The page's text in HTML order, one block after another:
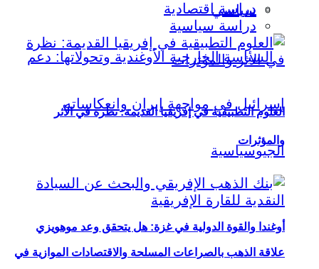
سياسي
أوغندا والقوة الدولية في غزة: هل يتحقق وعد موهويزي
دراسة اقتصادية
دراسة سياسية
العلوم التطبيقية في إفريقيا القديمة: نظرة في الأثر
والمؤثرات
علاقة الذهب بالصراعات المسلحة والاقتصادات الموازية في